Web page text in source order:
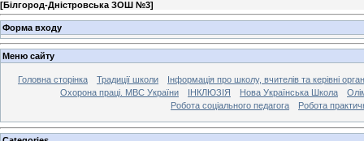
[Білгород-Дністровська ЗОШ №3]
Форма входу
Меню сайту
Головна сторінка Традиції школи
Інформація про школу, вчителів та керівні
Охорона праці. МВС України
ІНКЛЮЗІЯ Нова Українська Школа
Робота соціального педагога
Робота